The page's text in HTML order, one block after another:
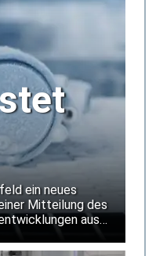
ein neues
Mitteilung des
aus